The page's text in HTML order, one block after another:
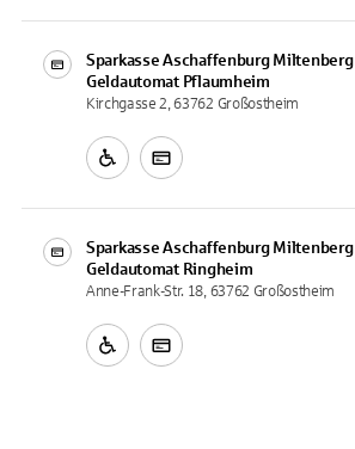
Sparkasse Aschaffenburg Miltenberg
Geldautomat Pflaumheim
Kirchgasse 2, 63762 Großostheim
Sparkasse Aschaffenburg Miltenberg
Geldautomat Ringheim
Anne-Frank-Str. 18, 63762 Großostheim